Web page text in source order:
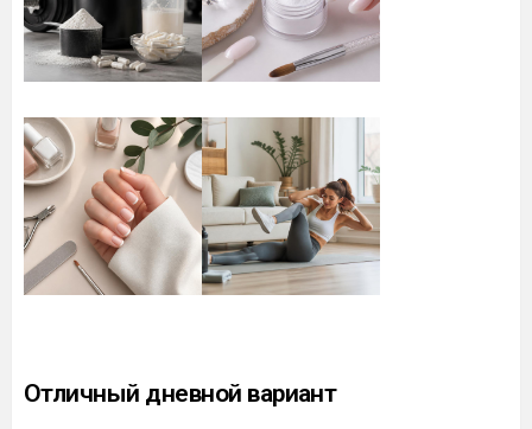
Отличный дневной вариант